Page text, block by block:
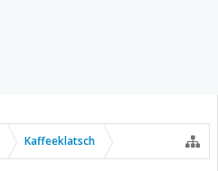
Kaffeeklatsch